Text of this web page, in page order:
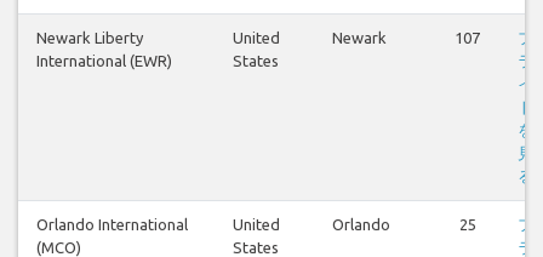
Newark Liberty
International (EWR)
United
States
Newark 107
フ
ラ
イ
ト
を
見
る
Orlando International
(MCO)
United
States
Orlando 25
フ
ラ